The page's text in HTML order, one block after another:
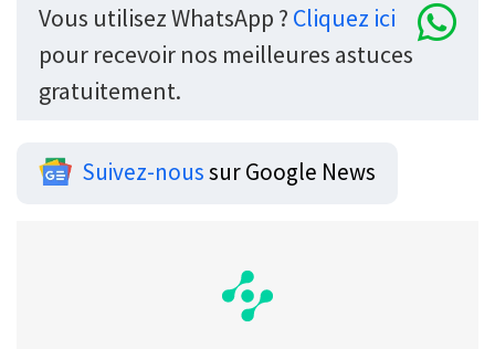
Vous utilisez WhatsApp ? Cliquez ici
pour recevoir nos meilleures astuces
gratuitement.
Suivez-noussur Google News